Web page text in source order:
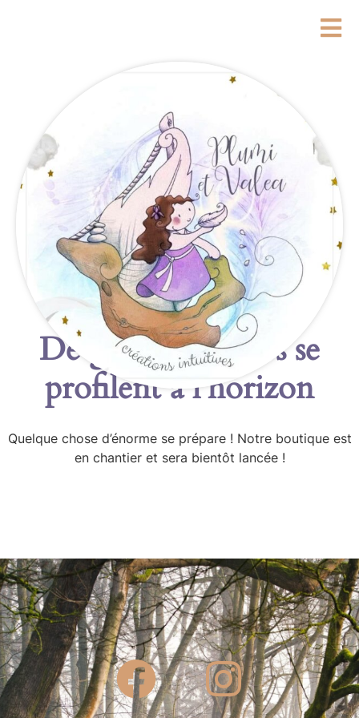
De grandes choses se
profilent à l’horizon
Quelque chose d’énorme se prépare ! Notre boutique est
en chantier et sera bientôt lancée !